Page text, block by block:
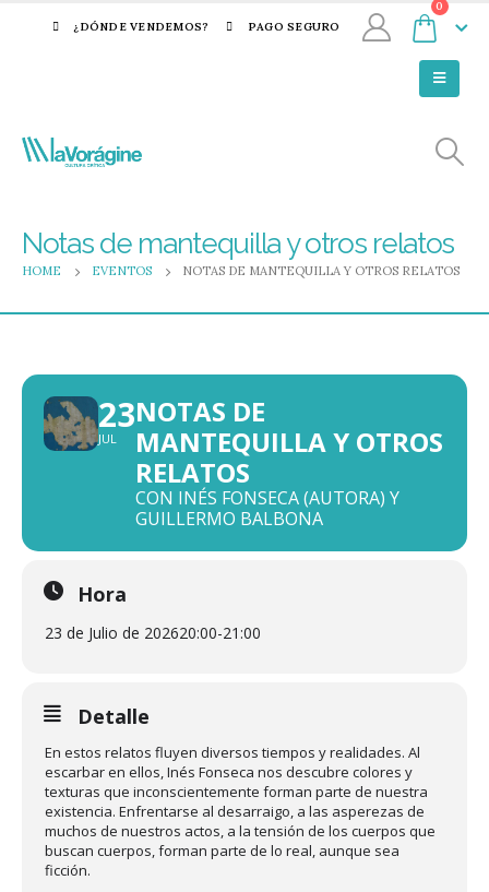
¿DÓNDE VENDEMOS? PAGO SEGURO
0
Notas de mantequilla y otros relatos
HOME EVENTOS NOTAS DE MANTEQUILLA Y OTROS RELATOS
23
JUL
NOTAS DE
MANTEQUILLA Y OTROS
RELATOS
CON INÉS FONSECA (AUTORA) Y
GUILLERMO BALBONA
Hora
23 de Julio de 202620:00-21:00
Detalle
En estos relatos fluyen diversos tiempos y realidades. Al
escarbar en ellos, Inés Fonseca nos descubre colores y
texturas que inconscientemente forman parte de nuestra
existencia. Enfrentarse al desarraigo, a las asperezas de
muchos de nuestros actos, a la tensión de los cuerpos que
buscan cuerpos, forman parte de lo real, aunque sea
ficción.